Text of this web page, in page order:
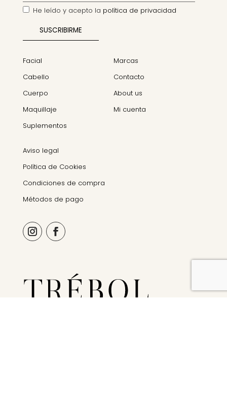
He leído y acepto la política de privacidad
Facial
Cabello
Cuerpo
Maquillaje
Suplementos
Marcas
Contacto
About us
Mi cuenta
Aviso legal
Política de Cookies
Condiciones de compra
Métodos de pago